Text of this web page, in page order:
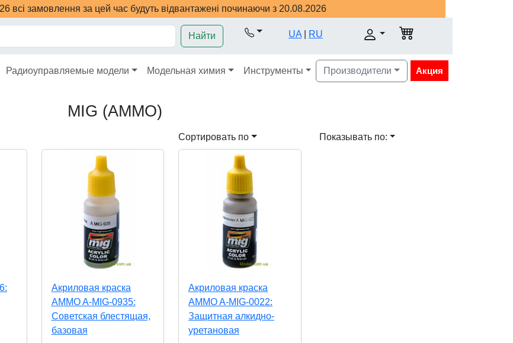
всі замовлення за цей час будуть відвантажені починаючи з 20.08.2026
Найти UA RU
Радиоуправляемые модели Модельная химия Инструменты Производители Акция
MIG (AMMO)
Сортировать по Показывать по:
Акриловая краска
AMMO A-MIG-0935:
Советская блестящая,
базовая
Акриловая краска
AMMO A-MIG-0022:
Защитная алкидно-
уретановая